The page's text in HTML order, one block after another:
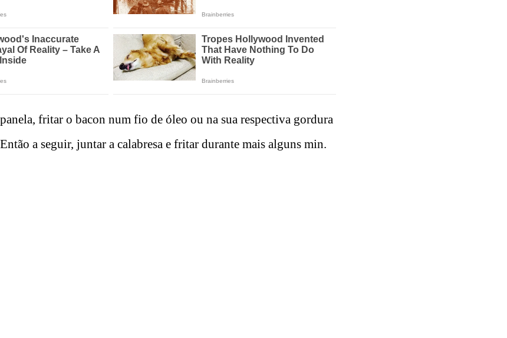
fritar o bacon num fio de óleo ou na sua respectiva gordura
a seguir, juntar a calabresa e fritar durante mais alguns min.